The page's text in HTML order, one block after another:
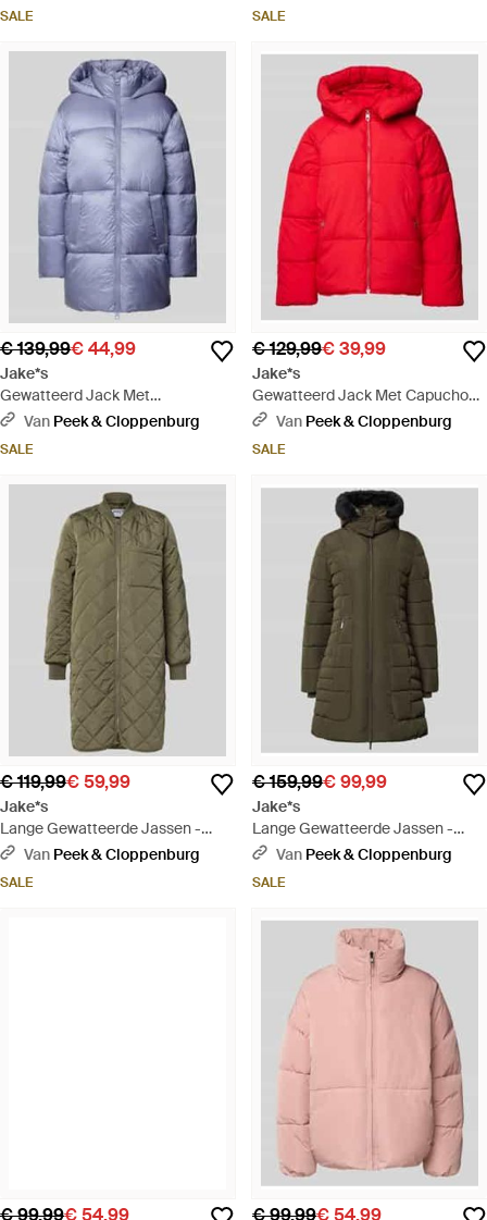
SALE SALE
€ 139,99€ 44,99
Jake*s
Gewatteerd Jack Met
Tweewegritssluiting - Blauw
Van Peek & Cloppenburg
SALE
€ 129,99€ 39,99
Jake*s
Gewatteerd Jack Met Capuchon -
RoodVan Peek & Cloppenburg
SALE
€ 119,99€ 59,99
Jake*s
Lange Gewatteerde Jassen -
Groen
Van Peek & Cloppenburg
SALE
€ 159,99€ 99,99
Jake*s
Lange Gewatteerde Jassen -
Groen
Van Peek & Cloppenburg
SALE
€ 99,99€ 54,99 € 99,99€ 54,99